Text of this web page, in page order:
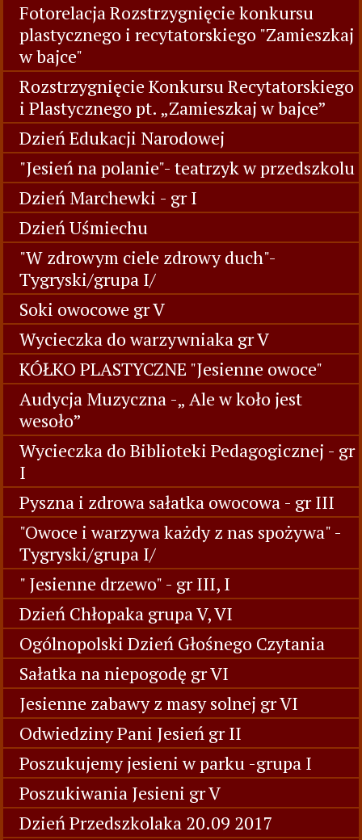
Fotorelacja Rozstrzygnięcie konkursu
plastycznego i recytatorskiego "Zamieszkaj
w bajce"
Rozstrzygnięcie Konkursu Recytatorskiego
i Plastycznego pt. „Zamieszkaj w bajce”
Dzień Edukacji Narodowej
"Jesień na polanie"- teatrzyk w przedszkolu
Dzień Marchewki - gr I
Dzień Uśmiechu
"W zdrowym ciele zdrowy duch"-
Tygryski/grupa I/
Soki owocowe gr V
Wycieczka do warzywniaka gr V
KÓŁKO PLASTYCZNE "Jesienne owoce"
Audycja Muzyczna -„ Ale w koło jest
wesoło”
Wycieczka do Biblioteki Pedagogicznej - gr
I
Pyszna i zdrowa sałatka owocowa - gr III
"Owoce i warzywa każdy z nas spożywa" -
Tygryski/grupa I/
" Jesienne drzewo" - gr III, I
Dzień Chłopaka grupa V, VI
Ogólnopolski Dzień Głośnego Czytania
Sałatka na niepogodę gr VI
Jesienne zabawy z masy solnej gr VI
Odwiedziny Pani Jesień gr II
Poszukujemy jesieni w parku -grupa I
Poszukiwania Jesieni gr V
Dzień Przedszkolaka 20.09 2017